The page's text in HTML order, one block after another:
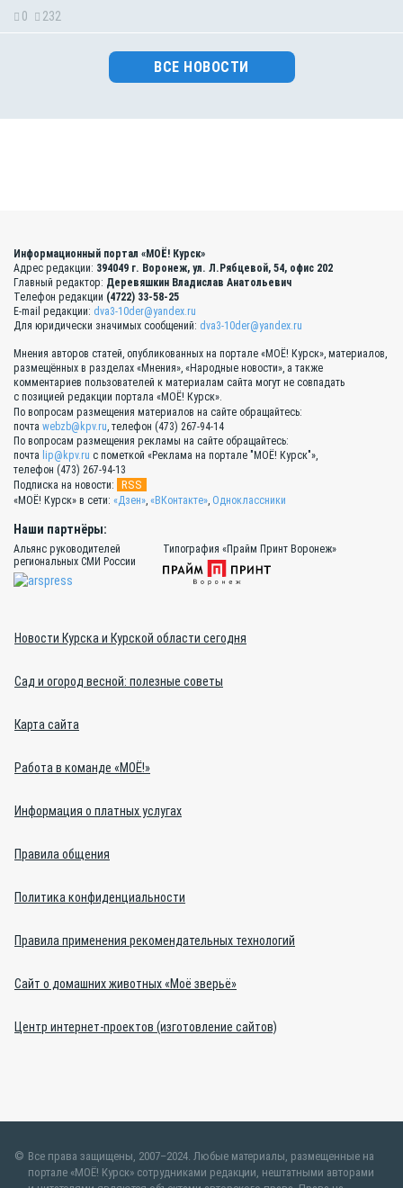
0 232
ВСЕ НОВОСТИ
Информационный портал «МОЁ! Курск»
Адрес редакции: 394049 г. Воронеж, ул. Л.Рябцевой, 54, офис 202
Главный редактор: Деревяшкин Владислав Анатольевич
Телефон редакции (4722) 33-58-25
E-mail редакции: dva3-10der@yandex.ru
Для юридически значимых сообщений: dva3-10der@yandex.ru
Мнения авторов статей, опубликованных на портале «МОЁ! Курск», материалов,
размещённых в разделах «Мнения», «Народные новости», а также
комментариев пользователей к материалам сайта могут не совпадать
с позицией редакции портала «МОЁ! Курск».
По вопросам размещения материалов на сайте обращайтесь:
почта webzb@kpv.ru, телефон (473) 267-94-14
По вопросам размещения рекламы на сайте обращайтесь:
почта lip@kpv.ru с пометкой «Реклама на портале "МОЁ! Курск"»,
телефон (473) 267-94-13
Подписка на новости:
RSS
«МОЁ! Курск» в сети: «Дзен», «ВКонтакте», Одноклассники
Наши партнёры:
Альянс руководителей
региональных СМИ России
Типография «Прайм Принт Воронеж»
Новости Курска и Курской области сегодня
Сад и огород весной: полезные советы
Карта сайта
Работа в команде «МОЁ!»
Информация о платных услугах
Правила общения
Политика конфиденциальности
Правила применения рекомендательных технологий
Сайт о домашних животных «Моё зверьё»
Центр интернет-проектов (изготовление сайтов)
Все права защищены, 2007–2024. Любые материалы, размещенные на
портале «МОЁ! Курск» сотрудниками редакции, нештатными авторами